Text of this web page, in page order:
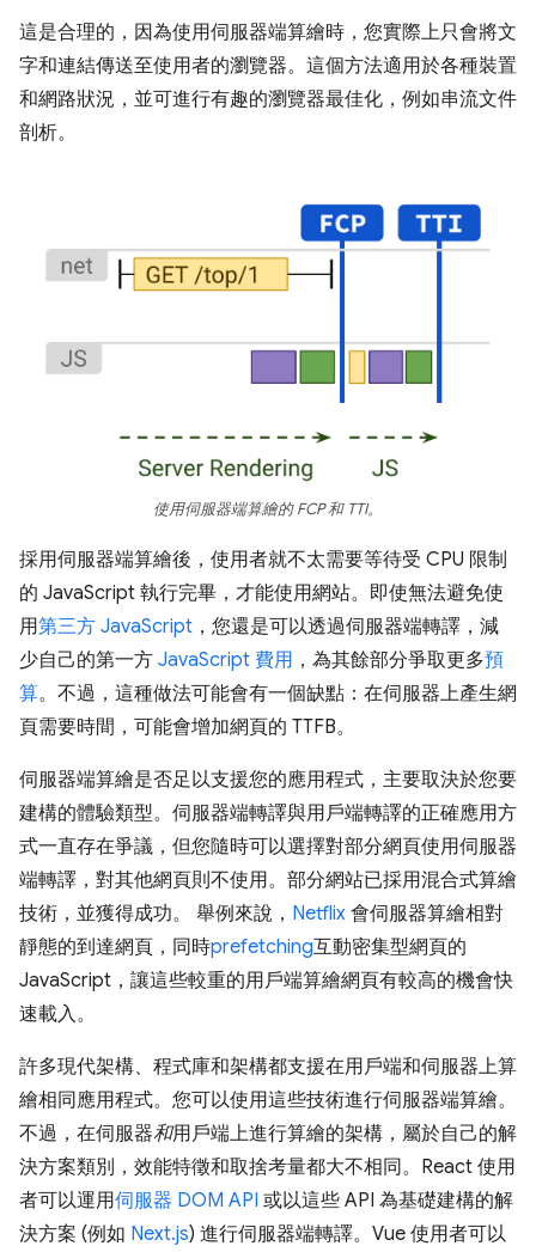
這是合理的，因為使用伺服器端算繪時，您實際上只會將文
字和連結傳送至使用者的瀏覽器。這個方法適用於各種裝置
和網路狀況，並可進行有趣的瀏覽器最佳化，例如串流文件
剖析。
使用伺服器端算繪的 FCP 和 TTI。
採用伺服器端算繪後，使用者就不太需要等待受 CPU 限制
的 JavaScript 執行完畢，才能使用網站。即使無法避免使
用第三方 JavaScript ，您還是可以透過伺服器端轉譯，減
少自己的第一方 JavaScript 費用 ，為其餘部分爭取更多預
算。不過，這種做法可能會有一個缺點：在伺服器上產生網
頁需要時間，可能會增加網頁的 TTFB。
伺服器端算繪是否足以支援您的應用程式，主要取決於您要
建構的體驗類型。伺服器端轉譯與用戶端轉譯的正確應用方
式一直存在爭議，但您隨時可以選擇對部分網頁使用伺服器
端轉譯，對其他網頁則不使用。部分網站已採用混合式算繪
技術，並獲得成功。 舉例來說， Netflix 會伺服器算繪相對
靜態的到達網頁，同時prefetching互動密集型網頁的
JavaScript，讓這些較重的用戶端算繪網頁有較高的機會快
速載入。
許多現代架構、程式庫和架構都支援在用戶端和伺服器上算
繪相同應用程式。您可以使用這些技術進行伺服器端算繪。
不過，在伺服器和用戶端上進行算繪的架構，屬於自己的解
決方案類別，效能特徵和取捨考量都大不相同。React 使用
者可以運用伺服器 DOM API 或以這些 API 為基礎建構的解
決方案 (例如 Next.js) 進行伺服器端轉譯。Vue 使用者可以